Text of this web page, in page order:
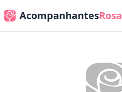
AcompanhantesRosa